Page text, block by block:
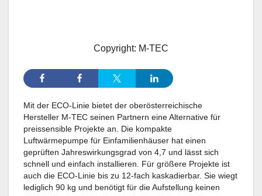
Copyright: M-TEC
Mit der ECO-Linie bietet der oberösterreichische
Hersteller M-TEC seinen Partnern eine Alternative für
preissensible Projekte an. Die kompakte
Luftwärmepumpe für Einfamilienhäuser hat einen
geprüften Jahreswirkungsgrad von 4,7 und lässt sich
schnell und einfach installieren. Für größere Projekte ist
auch die ECO-Linie bis zu 12-fach kaskadierbar. Sie wiegt
lediglich 90 kg und benötigt für die Aufstellung keinen